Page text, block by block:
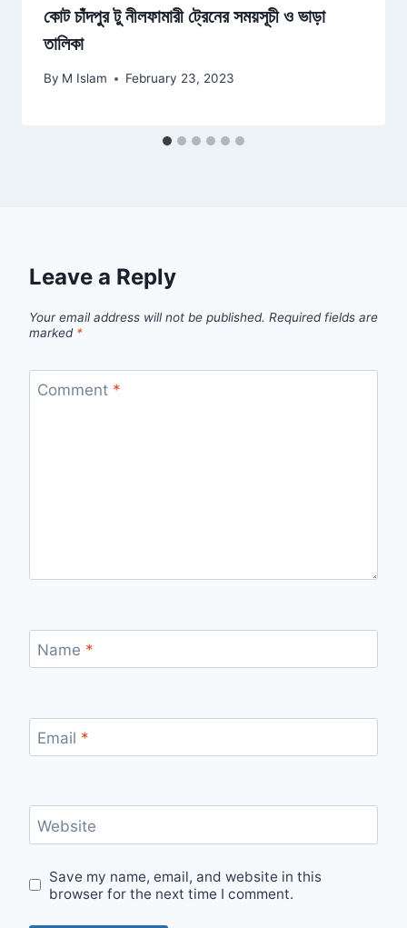
কোট চাঁদপুর টু নীলফামারী ট্রেনের সময়সূচী ও ভাড়া
তালিকা
By M Islam February 23, 2023
Leave a Reply
Your email address will not be published. Required fields are
marked *
Comment *
Name *
Email *
Website
Save my name, email, and website in this
browser for the next time I comment.